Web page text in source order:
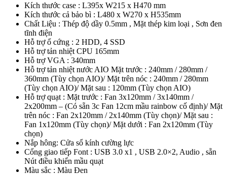
Kích thước case : L395x W215 x H470 mm
Kích thước cả bảo bì : L480 x W270 x H535mm
Chất Liệu : Thép độ dầy 0.5mm , Mặt thép kim loại , Sơn đen
tĩnh điện
Hỗ trợ ổ cứng : 2 HDD, 4 SSD
Hỗ trợ tản nhiệt CPU 165mm
Hỗ trợ VGA : 340mm
Hỗ trợ tản nhiệt nước AIO Mặt trước : 240mm / 280mm /
360mm (Tùy chọn AIO)/ Mặt trên nóc : 240mm / 280mm
(Tùy chọn AIO)/ Mặt sau : 120mm (Tùy chọn AIO)
Hỗ trợ quạt : Mặt trước : Fan 3x120mm / 3x140mm /
2x200mm – (Có sẵn 3c Fan 12cm mầu rainbow cố định)/ Mặt
trên nóc : Fan 2x120mm / 2x140mm (Tùy chọn)/ Mặt sau :
Fan 1x120mm (Tùy chọn)/ Mặt dưới : Fan 2x120mm (Tùy
chọn)
Nắp hông: Cửa sổ kính cường lực
Cổng giao tiếp Font : USB 3.0 x1 , USB 2.0×2, Audio , sẵn
Nút điều khiển mầu quạt
Màu sắc : Màu Đen